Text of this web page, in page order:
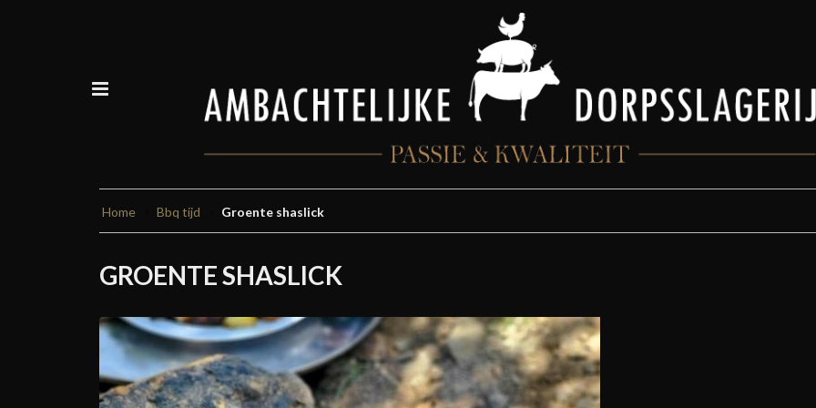
Home Bbq tijd Groente shaslick
GROENTE SHASLICK